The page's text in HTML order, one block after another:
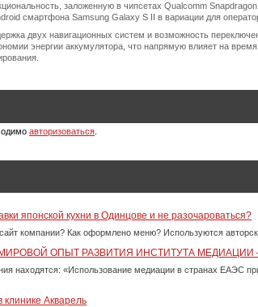
заложенную в чипсетах Qualcomm
смартфона Samsung Galaxy S II в вариации для
двух навигационных систем и возможность
энергии аккумулятора, что напрямую влияет на
авторизоваться
японской кухни в Одинцове и не разочароваться?
компании? Как оформлено меню? Используются
ОПЫТ РАЗВИТИЯ ИНСТИТУТА МЕДИАЦИИ
находятся: «Использование медиации в странах ЕАЭС
клинике Акварель